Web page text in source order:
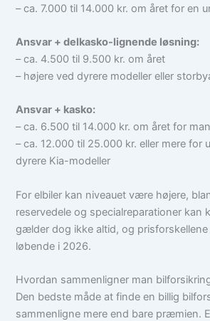
– ca. 7.000 til 14.000 kr. om året for en
Ansvar + delkasko-lignende løsning:
– ca. 4.500 til 9.500 kr. om året
– højere ved dyrere modeller eller
Ansvar + kasko:
– ca. 6.500 til 14.000 kr. om året for
– ca. 12.000 til 25.000 kr. eller mere for
dyrere Kia-modeller
For elbiler kan niveauet være højere,
reservedele og specialreparationer kan
gælder dog ikke altid, og
løbende i 2026.
Hvordan sammenligner man
Den bedste måde at finde en billig
sammenligne mere end bare præmien.